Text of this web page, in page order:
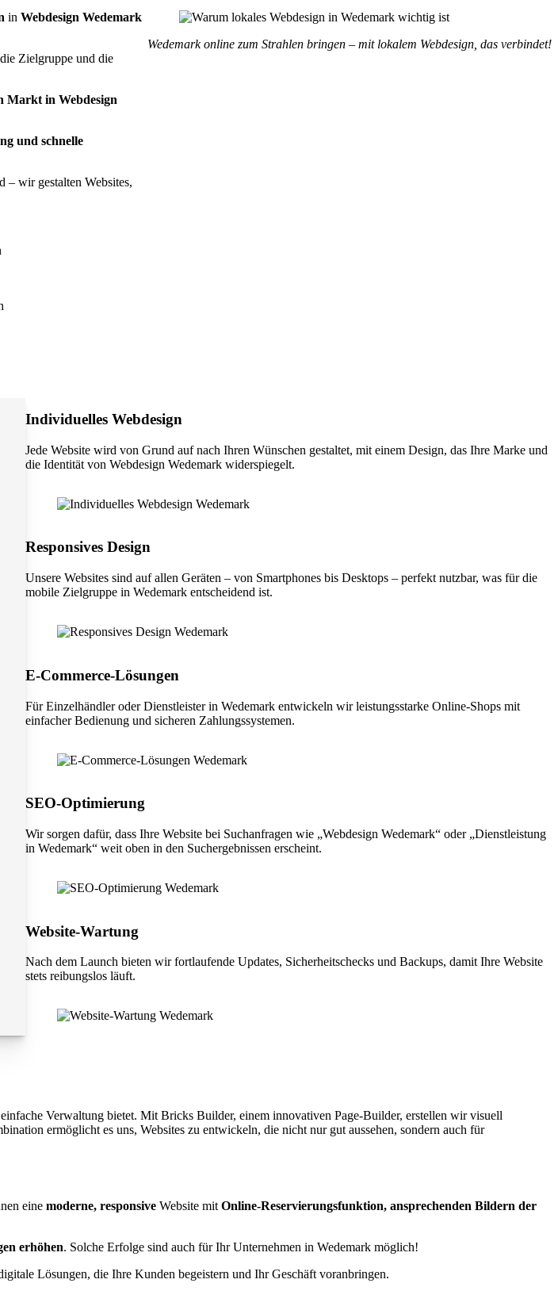
in Webdesign Wedemark
Zielgruppe und die
Markt in Webdesign
und schnelle
– wir gestalten Websites,
Wedemark online zum Strahlen bringen – mit lokalem Webdesign, das verbindet!
Individuelles Webdesign
Jede Website wird von Grund auf nach Ihren Wünschen gestaltet, mit einem Design, das Ihre Marke und
die Identität von Webdesign Wedemark widerspiegelt.
Responsives Design
Unsere Websites sind auf allen Geräten – von Smartphones bis Desktops – perfekt nutzbar, was für die
mobile Zielgruppe in Wedemark entscheidend ist.
E-Commerce-Lösungen
Für Einzelhändler oder Dienstleister in Wedemark entwickeln wir leistungsstarke Online-Shops mit
einfacher Bedienung und sicheren Zahlungssystemen.
SEO-Optimierung
Wir sorgen dafür, dass Ihre Website bei Suchanfragen wie „Webdesign Wedemark“ oder „Dienstleistung
in Wedemark“ weit oben in den Suchergebnissen erscheint.
Website-Wartung
Nach dem Launch bieten wir fortlaufende Updates, Sicherheitschecks und Backups, damit Ihre Website
stets reibungslos läuft.
Verwaltung bietet. Mit Bricks Builder, einem innovativen Page-Builder, erstellen wir visuell
ermöglicht es uns, Websites zu entwickeln, die nicht nur gut aussehen, sondern auch für
eine moderne, responsive Website mit Online-Reservierungsfunktion, ansprechenden Bildern der
erhöhen. Solche Erfolge sind auch für Ihr Unternehmen in Wedemark möglich!
Lösungen, die Ihre Kunden begeistern und Ihr Geschäft voranbringen.